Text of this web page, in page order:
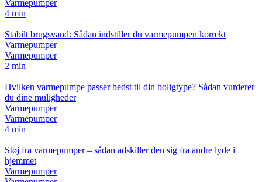
Varmepumper
4 min
Stabilt brugsvand: Sådan indstiller du varmepumpen korrekt
Varmepumper
Varmepumper
2 min
Hvilken varmepumpe passer bedst til din boligtype? Sådan vurderer
du dine muligheder
Varmepumper
Varmepumper
4 min
Støj fra varmepumper – sådan adskiller den sig fra andre lyde i
hjemmet
Varmepumper